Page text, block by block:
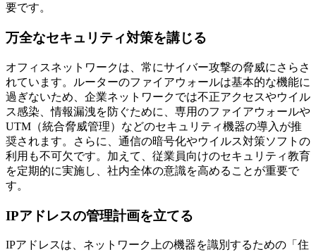
要です。
万全なセキュリティ対策を講じる
オフィスネットワークは、常にサイバー攻撃の脅威にさらさ
れています。ルーターのファイアウォールは基本的な機能に
過ぎないため、企業ネットワークでは不正アクセスやウイル
ス感染、情報漏洩を防ぐために、専用のファイアウォールや
UTM（統合脅威管理）などのセキュリティ機器の導入が推
奨されます。さらに、通信の暗号化やウイルス対策ソフトの
利用も不可欠です。加えて、従業員向けのセキュリティ教育
を定期的に実施し、社内全体の意識を高めることが重要で
す。
IPアドレスの管理計画を立てる
IPアドレスは、ネットワーク上の機器を識別するための「住